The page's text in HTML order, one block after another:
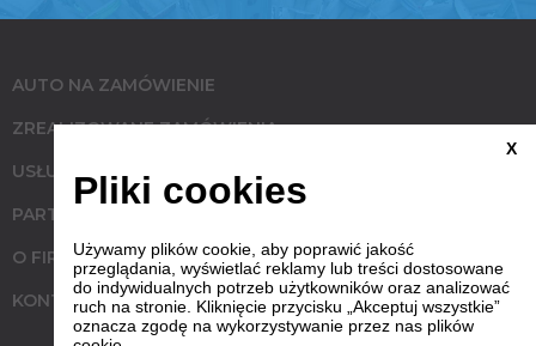
AUTO NA ZAMÓWIENIE
ZREALIZOWANE ZAMÓWIENIA
USŁUGI
PARTNERZY
O FIRMIE
KONTAKT
X
Pliki cookies
Używamy plików cookie, aby poprawić jakość
przeglądania, wyświetlać reklamy lub treści dostosowane
do indywidualnych potrzeb użytkowników oraz analizować
ruch na stronie. Kliknięcie przycisku „Akceptuj wszystkie”
oznacza zgodę na wykorzystywanie przez nas plików